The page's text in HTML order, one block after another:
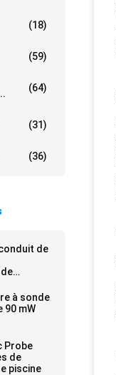
(18)
(59)
(64)
(31)
(36)
de
à sonde
90 mW
Probe
de
piscine